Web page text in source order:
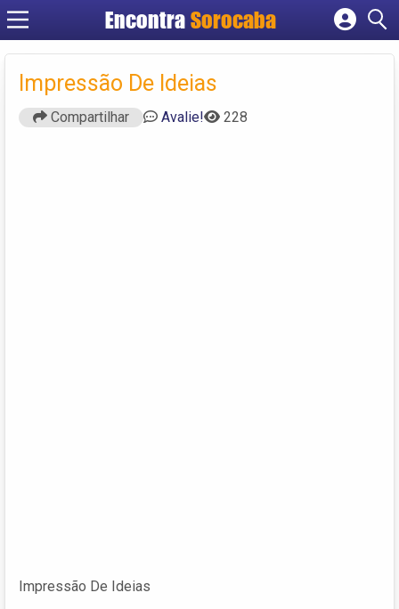
EncontraSorocaba
Cadastrar empresa
Criar conta
Impressão De Ideias
Compartilhar Avalie! 228
Impressão De Ideias